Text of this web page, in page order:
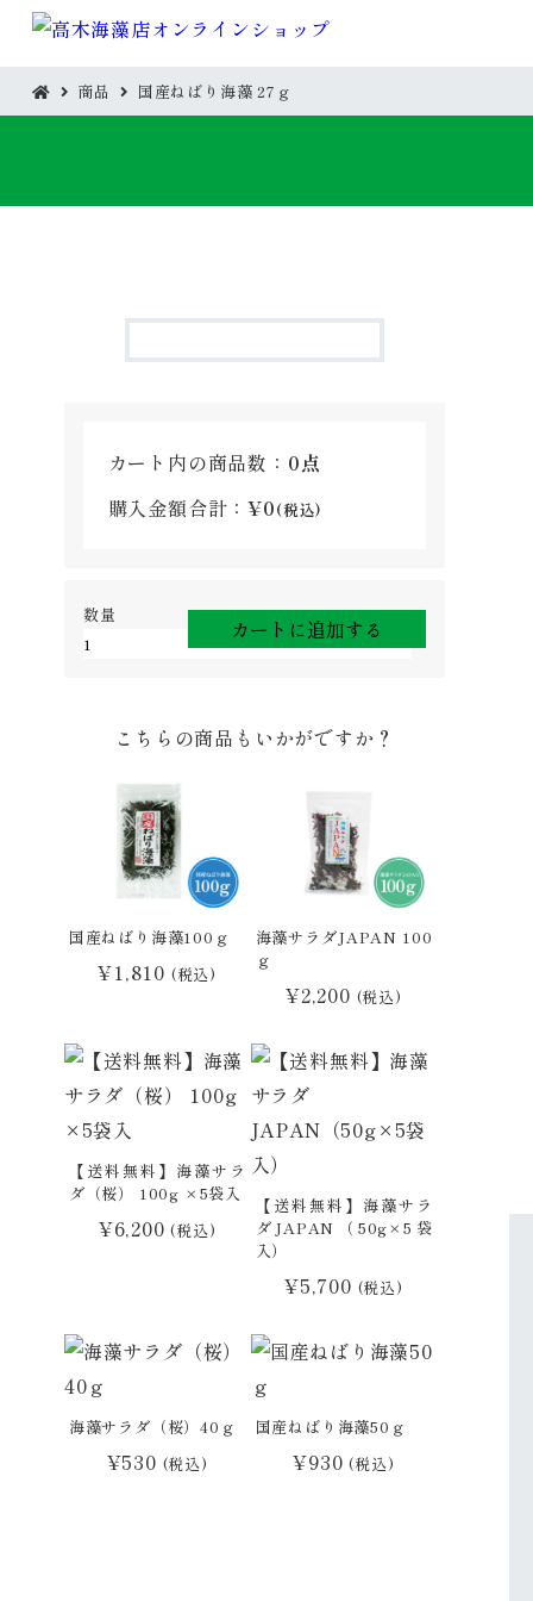
商品 国産ねばり海藻 27ｇ
カート内の商品数： 0点
購入金額合計：¥0(税込)
り
27
ｇ
個
カートに追加する
こちらの商品もいかがですか？
国産ねばり海藻100ｇ
¥1,810 (税込)
海藻サラダJAPAN 100
ｇ
¥2,200 (税込)
【送料無料】海藻サラ
ダ（桜） 100g ×5袋入
¥6,200 (税込)
【送料無料】海藻サラ
ダJAPAN（50g×5袋
入）
¥5,700 (税込)
海藻サラダ（桜）40ｇ
¥530 (税込)
国産ねばり海藻50ｇ
¥930 (税込)